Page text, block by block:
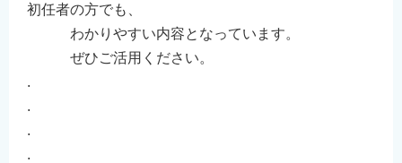
初任者の方でも、
わかりやすい内容となっています。
ぜひご活用ください。
.
.
.
.